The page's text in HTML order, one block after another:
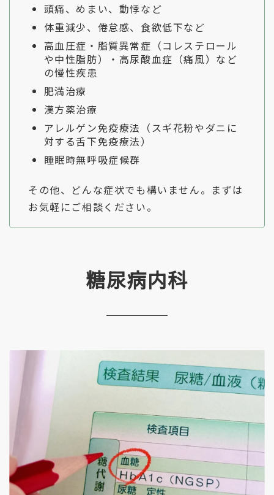
頭痛、めまい、動悸など
体重減少、倦怠感、食欲低下など
高血圧症・脂質異常症（コレステロール
や中性脂肪）・高尿酸血症（痛風）など
の慢性疾患
肥満治療
漢方薬治療
アレルゲン免疫療法（スギ花粉やダニに
対する舌下免疫療法）
睡眠時無呼吸症候群
その他、どんな症状でも構いません。まずは
お気軽にご相談ください。
糖尿病内科